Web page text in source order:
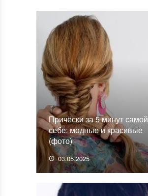
Причёски за 5 минут самой
себе: модные и красивые
(фото)
03.05.2025